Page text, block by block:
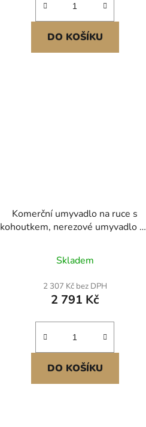
DO KOŠÍKU
Komerční umyvadlo na ruce s
kohoutkem, nerezové umyvadlo na
nástěnné umyvadlo, užitkové
umyvadlo do restaurace, kuchyně,
baru, garáže a domácnosti, 17 x
12,8 palce
Skladem
2 307 Kč bez DPH
2 791 Kč
DO KOŠÍKU